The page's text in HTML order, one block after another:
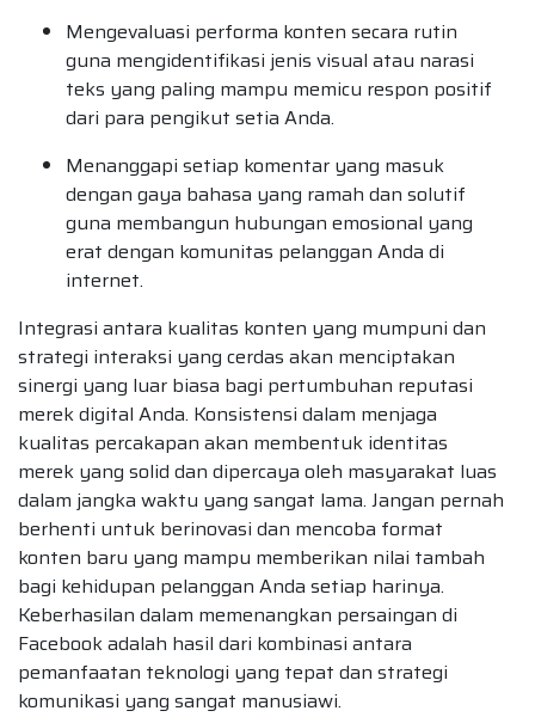
Mengevaluasi performa konten secara rutin
guna mengidentifikasi jenis visual atau narasi
teks yang paling mampu memicu respon positif
dari para pengikut setia Anda.
Menanggapi setiap komentar yang masuk
dengan gaya bahasa yang ramah dan solutif
guna membangun hubungan emosional yang
erat dengan komunitas pelanggan Anda di
internet.
Integrasi antara kualitas konten yang mumpuni dan
strategi interaksi yang cerdas akan menciptakan
sinergi yang luar biasa bagi pertumbuhan reputasi
merek digital Anda. Konsistensi dalam menjaga
kualitas percakapan akan membentuk identitas
merek yang solid dan dipercaya oleh masyarakat luas
dalam jangka waktu yang sangat lama. Jangan pernah
berhenti untuk berinovasi dan mencoba format
konten baru yang mampu memberikan nilai tambah
bagi kehidupan pelanggan Anda setiap harinya.
Keberhasilan dalam memenangkan persaingan di
Facebook adalah hasil dari kombinasi antara
pemanfaatan teknologi yang tepat dan strategi
komunikasi yang sangat manusiawi.